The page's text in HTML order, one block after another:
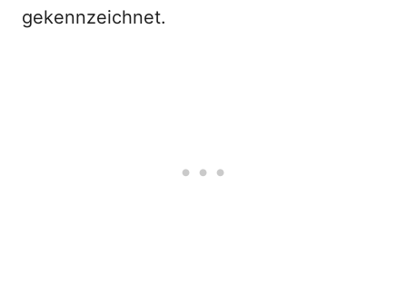
gekennzeichnet.